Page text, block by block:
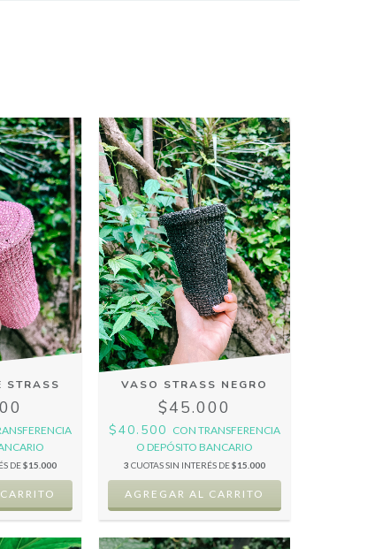
STRASS
DE$15.000
VASO STRASS NEGRO
$45.000
$40.500 CON TRANSFERENCIA
O DEPÓSITO BANCARIO
3 CUOTAS SIN INTERÉS DE$15.000